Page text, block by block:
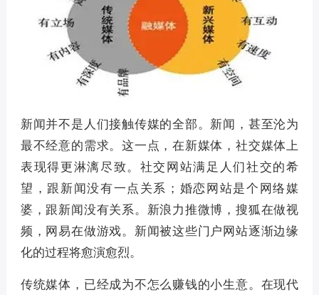
新闻并不是人们接触传媒的全部。新闻，甚至沦为
最不经意的需求。这一点，在新媒体，社交媒体上
表现得更淋漓尽致。社交网站满足人们社交的希
望，跟新闻没有一点关系；婚恋网站是个网络媒
婆，跟新闻没有关系。新浪力推微博，搜狐在做视
频，网易在做游戏。新闻被这些门户网站逐渐边缘
化的过程将愈演愈烈。
传统媒体，已经成为不怎么赚钱的小生意。在现代